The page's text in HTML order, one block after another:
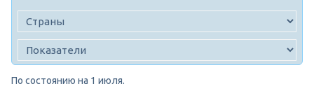
По состоянию на 1 июля.